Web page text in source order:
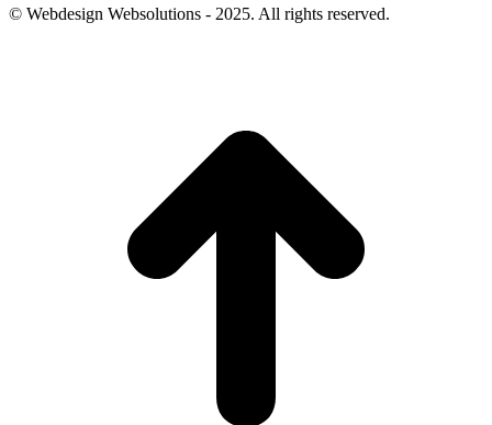
© Webdesign Websolutions - 2025. All rights reserved.